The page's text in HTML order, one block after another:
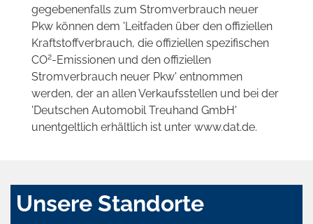
gegebenenfalls zum Stromverbrauch neuer
Pkw können dem 'Leitfaden über den offiziellen
Kraftstoffverbrauch, die offiziellen spezifischen
CO2-Emissionen und den offiziellen
Stromverbrauch neuer Pkw' entnommen
werden, der an allen Verkaufsstellen und bei der
'Deutschen Automobil Treuhand GmbH'
unentgeltlich erhältlich ist unter www.dat.de.
Unsere Standorte